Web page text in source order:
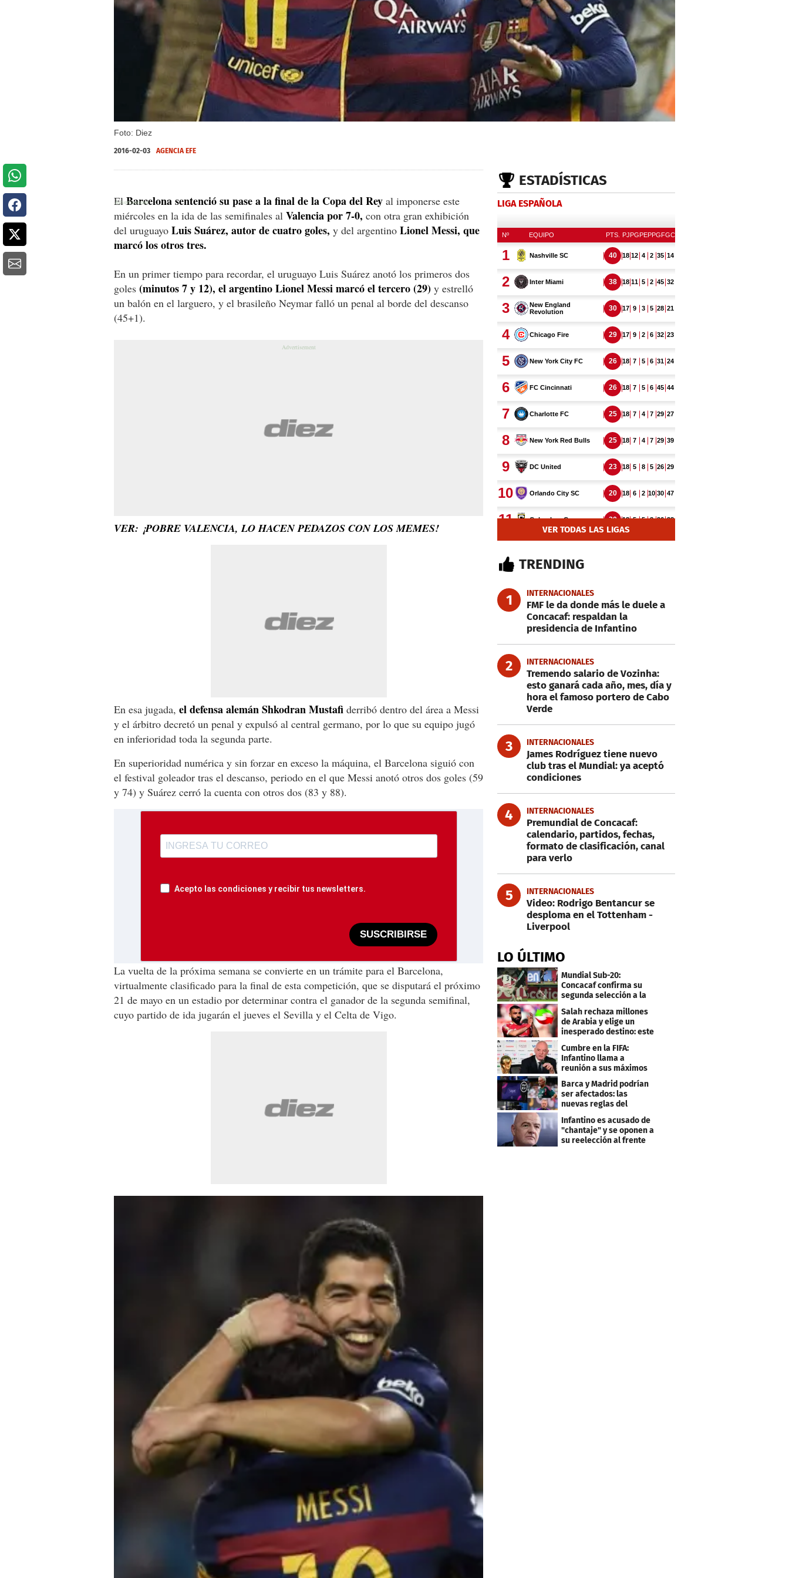
Foto: Diez
2016-02-03 AGENCIA EFE
ElBarcelona sentenció su pase a la final de la Copa del Rey al imponerse este
miércoles en la ida de las semifinales al Valencia por 7-0, con otra gran exhibición
del uruguayo Luis Suárez, autor de cuatro goles, y del argentino Lionel Messi, que
marcó los otros tres.
En un primer tiempo para recordar, el uruguayo Luis Suárez anotó los primeros dos
goles (minutos 7 y 12), el argentino Lionel Messi marcó el tercero (29) y estrelló
un balón en el larguero, y el brasileño Neymar falló un penal al borde del descanso
(45+1).
VER: ¡POBRE VALENCIA, LO HACEN PEDAZOS CON LOS MEMES!
En esa jugada, el defensa alemán Shkodran Mustafi derribó dentro del área a Messi
y el árbitro decretó un penal y expulsó al central germano, por lo que su equipo jugó
en inferioridad toda la segunda parte.
En superioridad numérica y sin forzar en exceso la máquina, el Barcelona siguió con
el festival goleador tras el descanso, periodo en el que Messi anotó otros dos goles (59
y 74) y Suárez cerró la cuenta con otros dos (83 y 88).
Acepto las condiciones y recibir tus newsletters.
SUSCRIBIRSE
La vuelta de la próxima semana se convierte en un trámite para el Barcelona,
virtualmente clasificado para la final de esta competición, que se disputará el próximo
21 de mayo en un estadio por determinar contra el ganador de la segunda semifinal,
cuyo partido de ida jugarán el jueves el Sevilla y el Celta de Vigo.
ESTADÍSTICAS
LIGA ESPAÑOLA
VER TODAS LAS LIGAS
TRENDING
1 INTERNACIONALES
FMF le da donde más le duele a
Concacaf: respaldan la
presidencia de Infantino
2 INTERNACIONALES
Tremendo salario de Vozinha:
esto ganará cada año, mes, día y
hora el famoso portero de Cabo
Verde
3 INTERNACIONALES
James Rodríguez tiene nuevo
club tras el Mundial: ya aceptó
condiciones
4 INTERNACIONALES
Premundial de Concacaf:
calendario, partidos, fechas,
formato de clasificación, canal
para verlo
5 INTERNACIONALES
Video: Rodrigo Bentancur se
desploma en el Tottenham -
Liverpool
LO ÚLTIMO
Mundial Sub-20:
Concacaf confirma su
segunda selección a la
Copa del Mundo 2027
Salah rechaza millones
de Arabia y elige un
inesperado destino: este
será su club
Cumbre en la FIFA:
Infantino llama a
reunión a sus máximos
Barca y Madrid podrían
ser afectados: las
nuevas reglas del
arbitraje en LaLiga
Infantino es acusado de
"chantaje" y se oponen a
su reelección al frente